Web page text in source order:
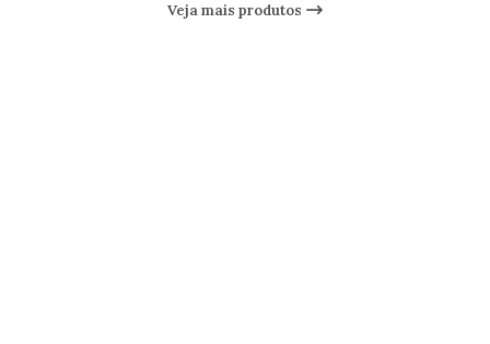
Veja mais produtos